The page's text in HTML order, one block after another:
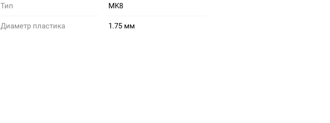
Тип MK8
Диаметр пластика 1.75 мм